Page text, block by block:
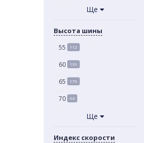
Ще
Высота шины
55 112
60 139
65 170
70 64
Ще
Индекс скорости